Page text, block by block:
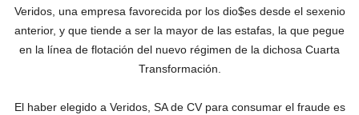
Veridos, una empresa favorecida por los dio$es desde el sexenio
anterior, y que tiende a ser la mayor de las estafas, la que pegue
en la línea de flotación del nuevo régimen de la dichosa Cuarta
Transformación.
El haber elegido a Veridos, SA de CV para consumar el fraude es